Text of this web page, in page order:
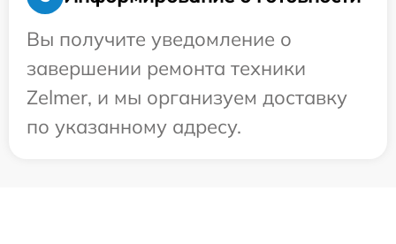
Вы получите уведомление о
завершении ремонта техники
Zelmer, и мы организуем доставку
по указанному адресу.